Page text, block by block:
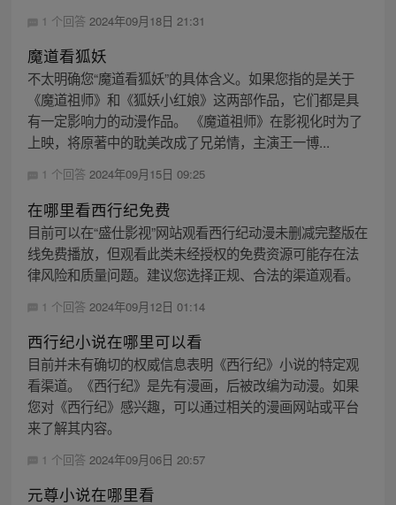
1 个回答 2024年09月18日 21:31
魔道看狐妖
不太明确您“魔道看狐妖”的具体含义。如果您指的是关于
《魔道祖师》和《狐妖小红娘》这两部作品，它们都是具
有一定影响力的动漫作品。 《魔道祖师》在影视化时为了
上映，将原著中的耽美改成了兄弟情，主演王一博...
1 个回答 2024年09月15日 09:25
在哪里看西行纪免费
目前可以在“盛仕影视”网站观看西行纪动漫未删减完整版在
线免费播放，但观看此类未经授权的免费资源可能存在法
律风险和质量问题。建议您选择正规、合法的渠道观看。
1 个回答 2024年09月12日 01:14
西行纪小说在哪里可以看
目前并未有确切的权威信息表明《西行纪》小说的特定观
看渠道。《西行纪》是先有漫画，后被改编为动漫。如果
您对《西行纪》感兴趣，可以通过相关的漫画网站或平台
来了解其内容。
1 个回答 2024年09月06日 20:57
元尊小说在哪里看